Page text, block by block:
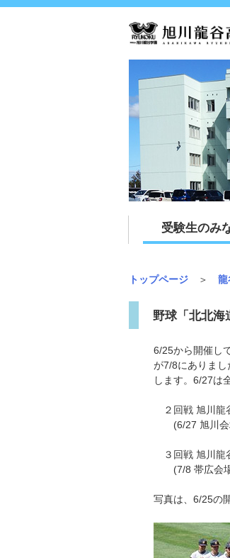
受験生のみ
トップページ ＞ 龍
野球「北北海
6/25から開催し
が7/8にありま
します。6/27は
２回戦 旭川龍
(6/27 旭川会
３回戦 旭川龍
(7/8 帯広会
写真は、6/25の